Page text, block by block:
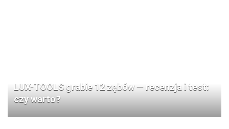
LUX-TOOLS grabie 12 zębów — recenzja i test:
czy warto?